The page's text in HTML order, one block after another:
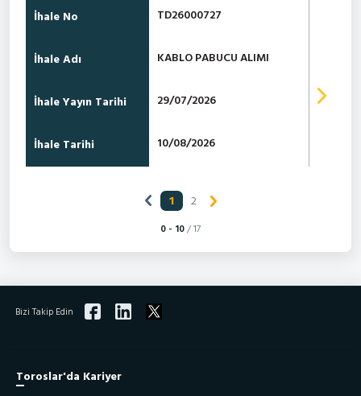
İhale No TD26000727
İhale Adı KABLO PABUCU ALIMI
İhale Yayın Tarihi 29/07/2026
İhale Tarihi 10/08/2026
1 2
0 - 10/ 17
Bizi Takip Edin
Toroslar'da Kariyer